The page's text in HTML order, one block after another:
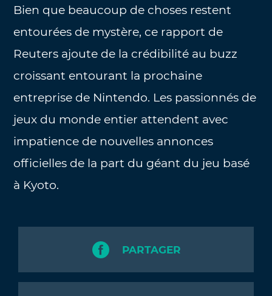
Bien que beaucoup de choses restent
entourées de mystère, ce rapport de
Reuters ajoute de la crédibilité au buzz
croissant entourant la prochaine
entreprise de Nintendo. Les passionnés de
jeux du monde entier attendent avec
impatience de nouvelles annonces
officielles de la part du géant du jeu basé
à Kyoto.
PARTAGER